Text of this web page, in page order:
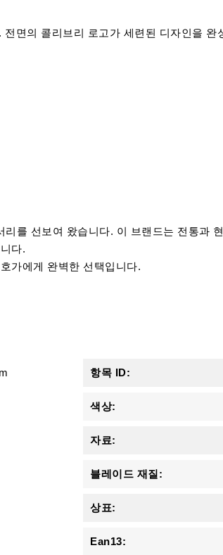
면의 콜리브리 로고가 세련된 디자인을 완
를 선보여 왔습니다. 이 브랜드는 전통과
다.
가에게 완벽한 선택입니다.
항목 ID:
색상:
자료:
블레이드 재질:
상표:
Ean13: